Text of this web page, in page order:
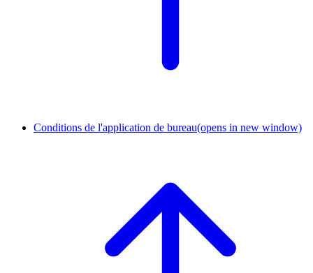
Conditions de l'application de bureau(opens in new window)